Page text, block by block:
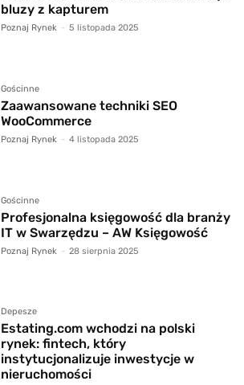
bluzy z kapturem
Poznaj Rynek - 5 listopada 2025
Gościnne
Zaawansowane techniki SEO
WooCommerce
Poznaj Rynek - 4 listopada 2025
Gościnne
Profesjonalna księgowość dla branży
IT w Swarzędzu – AW Księgowość
Poznaj Rynek - 28 sierpnia 2025
Depesze
Estating.com wchodzi na polski
rynek: fintech, który
instytucjonalizuje inwestycje w
nieruchomości